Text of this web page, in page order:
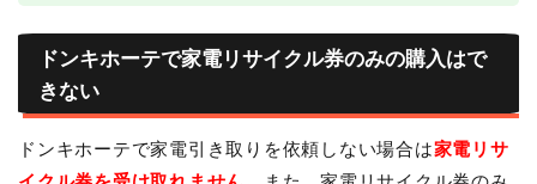
ドンキホーテで家電リサイクル券のみの購入はで
きない
ドンキホーテで家電引き取りを依頼しない場合は家電リサ